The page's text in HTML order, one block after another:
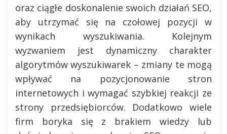
oraz ciągłe doskonalenie swoich działań SEO,
aby utrzymać się na czołowej pozycji w
wynikach wyszukiwania. Kolejnym
wyzwaniem jest dynamiczny charakter
algorytmów wyszukiwarek – zmiany te mogą
wpływać na pozycjonowanie stron
internetowych i wymagać szybkiej reakcji ze
strony przedsiębiorców. Dodatkowo wiele
firm boryka się z brakiem wiedzy lub